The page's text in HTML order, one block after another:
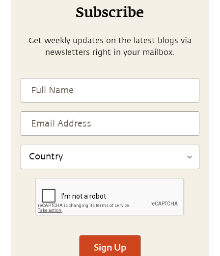
Subscribe
Get weekly updates on the latest blogs via
newsletters right in your mailbox.
Sign Up